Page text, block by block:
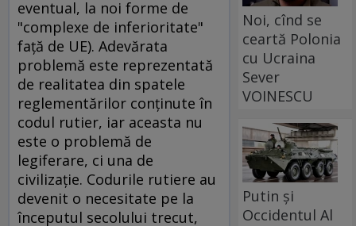
eventual, la noi forme de
"complexe de inferioritate"
faţă de UE). Adevărata
problemă este reprezentată
de realitatea din spatele
reglementărilor conţinute în
codul rutier, iar aceasta nu
este o problemă de
legiferare, ci una de
civilizaţie. Codurile rutiere au
devenit o necesitate pe la
începutul secolului trecut,
Noi, cînd se
ceartă Polonia
cu Ucraina
Sever
VOINESCU
Putin și
Occidentul Al